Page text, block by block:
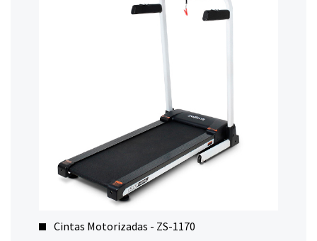
Cintas Motorizadas - ZS-1170